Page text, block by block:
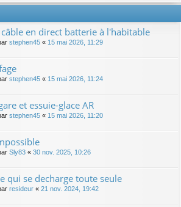
en direct batterie à l'habitable
stephen45 « 15 mai 2026, 11:29
stephen45 « 15 mai 2026, 11:24
et essuie-glace AR
stephen45 « 15 mai 2026, 11:20
Sly83 « 30 nov. 2025, 10:26
qui se decharge toute seule
resideur « 21 nov. 2024, 19:42